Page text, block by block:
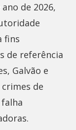
de 2026,
fins
de referência
Galvão e
de